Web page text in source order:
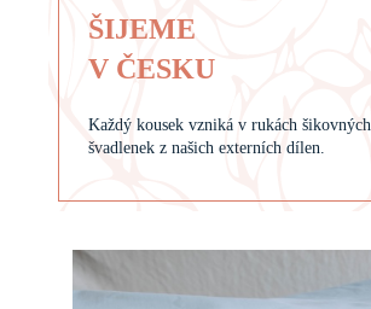
ŠIJEME
V ČESKU
Každý kousek vzniká v rukách šikovných
švadlenek z našich externích dílen.